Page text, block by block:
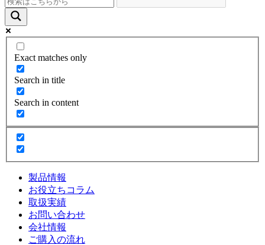
Exact matches only
Search in title
Search in content
製品情報
お役立ちコラム
取扱実績
お問い合わせ
会社情報
ご購入の流れ